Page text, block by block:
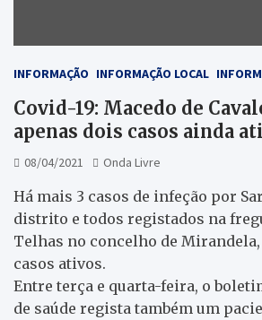
INFORMAÇÃO INFORMAÇÃO LOCAL
Covid-19: Macedo de
apenas dois casos ainda
08/04/2021 Onda Livre
Há mais 3 casos de infeção por
distrito e todos registados na
Telhas no concelho de
casos ativos.
Entre terça e quarta-feira, o
de saúde regista também um